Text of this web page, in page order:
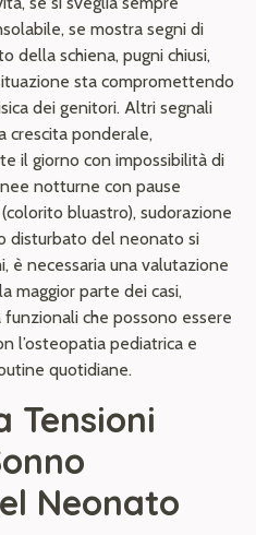
se mostra segni di
della schiena, pugni chiusi,
sta compromettendo
dei genitori. Altri segnali
crescita ponderale,
il giorno con impossibilità di
notturne con pause
bluastro), sudorazione
disturbato del neonato si
è necessaria una valutazione
maggior parte dei casi,
che possono essere
l’osteopatia pediatrica e
quotidiane.
Tensioni
Neonato